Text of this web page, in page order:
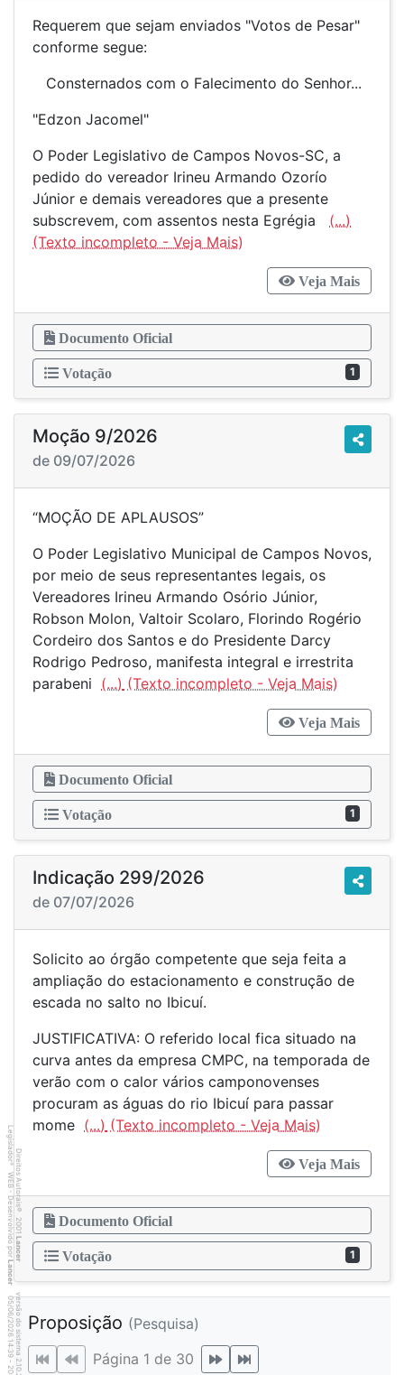
Requerem que sejam enviados "Votos de Pesar"
conforme segue:
Consternados com o Falecimento do Senhor...
"Edzon Jacomel"
O Poder Legislativo de Campos Novos-SC, a
pedido do vereador Irineu Armando Ozorío
Júnior e demais vereadores que a presente
subscrevem, com assentos nesta Egrégia (...)
Veja Mais
Documento Oficial
Votação 1
Moção 9/2026
de 09/07/2026
“MOÇÃO DE APLAUSOS”
O Poder Legislativo Municipal de Campos Novos,
por meio de seus representantes legais, os
Vereadores Irineu Armando Osório Júnior,
Robson Molon, Valtoir Scolaro, Florindo Rogério
Cordeiro dos Santos e do Presidente Darcy
Rodrigo Pedroso, manifesta integral e irrestrita
parabeni (...)
Veja Mais
Documento Oficial
Votação 1
Indicação 299/2026
de 07/07/2026
Solicito ao órgão competente que seja feita a
ampliação do estacionamento e construção de
escada no salto no Ibicuí.
JUSTIFICATIVA: O referido local fica situado na
curva antes da empresa CMPC, na temporada de
verão com o calor vários camponovenses
procuram as águas do rio Ibicuí para passar
mome (...)
Veja Mais
Documento Oficial
Votação 1
Proposição (Pesquisa)
Página 1 de 30
Direitos Autorais
©
2001
Lancer
Legislador
®
WEB - Desenvolvido por
Lancer
versão do sistema 2.10.20
2
0
5
-
4
:3
9
0
5
/
0
6
/
2
0
2
6